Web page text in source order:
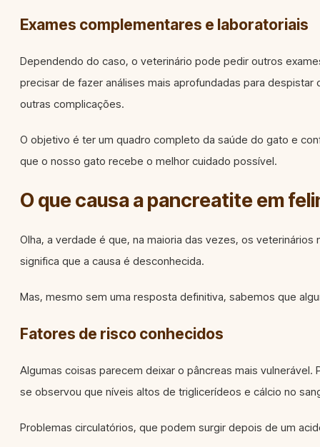
Exames complementares e laboratoriais
Dependendo do caso, o veterinário pode pedir outros
precisar de fazer análises mais aprofundadas para
outras complicações.
O objetivo é ter um quadro completo da saúde do gato e
que o nosso gato recebe o melhor cuidado possível.
O que causa a pancreatite em
Olha, a verdade é que, na maioria das vezes, os
significa que a causa é desconhecida.
Mas, mesmo sem uma resposta definitiva, sabemos que
Fatores de risco conhecidos
Algumas coisas parecem deixar o pâncreas mais
se observou que níveis altos de triglicerídeos e cálcio no
Problemas circulatórios, que podem surgir depois de um